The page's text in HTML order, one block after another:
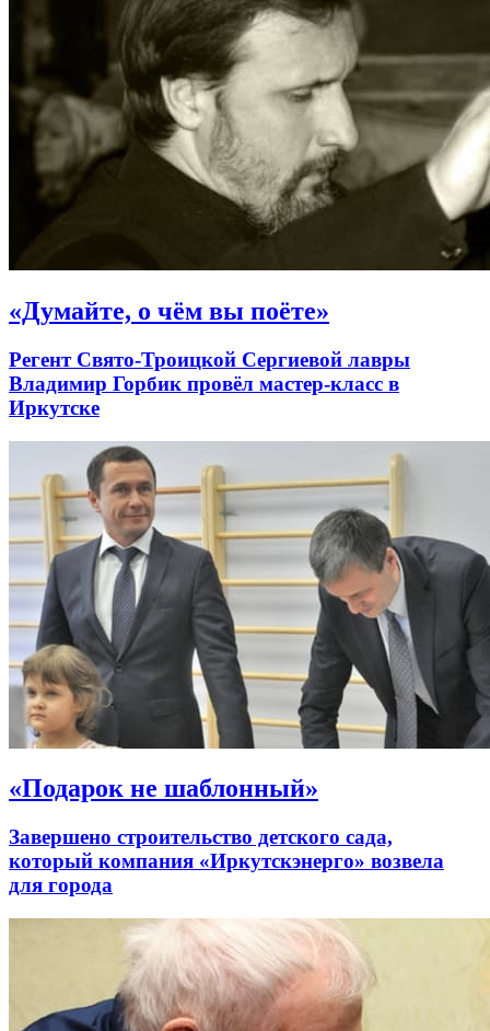
«Думайте, о чём вы поёте»
Регент Свято-Троицкой Сергиевой лавры
Владимир Горбик провёл мастер-класс в
Иркутске
«Подарок не шаблонный»
Завершено строительство детского сада,
который компания «Иркутскэнерго» возвела
для города